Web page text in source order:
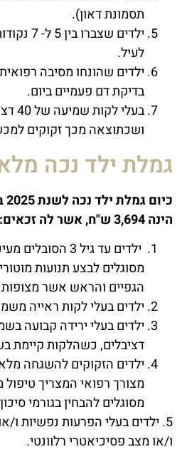
תסמונת דאון).
ילדים
לעיל.
ילדים שהונחו מסיבה
בדיקת דם פעמיים ביום.
ושכתוצאה מכך זקוקים
גמלת ילד נכה מלאה
הינה 3,694 ש"ח, אשר לה זכאים:
ילדים עד גיל 3
מסוגלים לבצע תנועות
הגפיים והראש אשר מצופות
ילדים בעלי לקות ראייה
דציבלים, כשהלקות קיימת
ילדים הזקוקים להשגחה
מצורך רפואי המצריך טיפול
מסוגלים להבחין בגורמי
5. ילדים בעלי הפרעות נפשיות
ו/או מצב פסיכיאטרי רלוונטי.